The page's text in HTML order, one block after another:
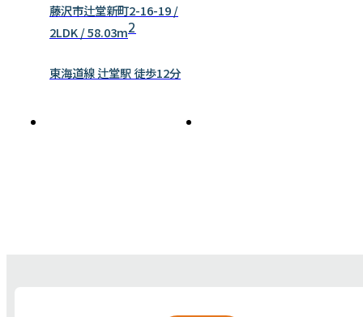
藤沢市辻堂新町2-16-19 /
2LDK / 58.03m2
東海道線 辻堂駅 徒歩12分